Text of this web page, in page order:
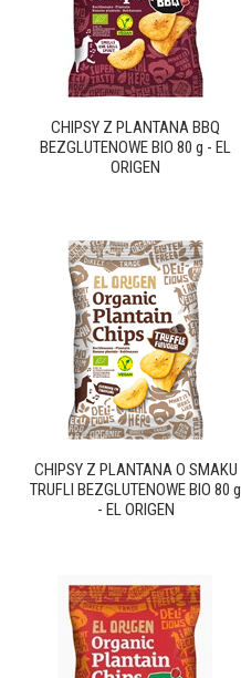
CHIPSY Z PLANTANA BBQ
BEZGLUTENOWE BIO 80 g - EL
ORIGEN
CHIPSY Z PLANTANA O SMAKU
TRUFLI BEZGLUTENOWE BIO 80 g
- EL ORIGEN